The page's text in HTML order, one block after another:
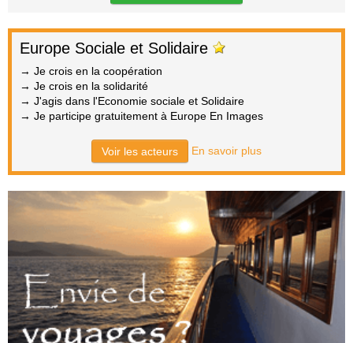
Europe Sociale et Solidaire
→ Je crois en la coopération
→ Je crois en la solidarité
→ J'agis dans l'Economie sociale et Solidaire
→ Je participe gratuitement à Europe En Images
Voir les acteurs En savoir plus